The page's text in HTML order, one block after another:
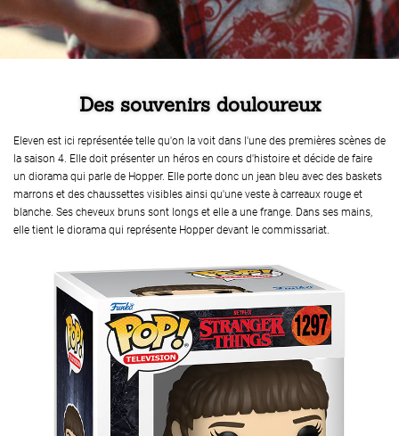
Des souvenirs douloureux
Eleven est ici représentée telle qu'on la voit dans l'une des premières scènes de
la saison 4. Elle doit présenter un héros en cours d'histoire et décide de faire
un diorama qui parle de Hopper. Elle porte donc un jean bleu avec des baskets
marrons et des chaussettes visibles ainsi qu'une veste à carreaux rouge et
blanche. Ses cheveux bruns sont longs et elle a une frange. Dans ses mains,
elle tient le diorama qui représente Hopper devant le commissariat.